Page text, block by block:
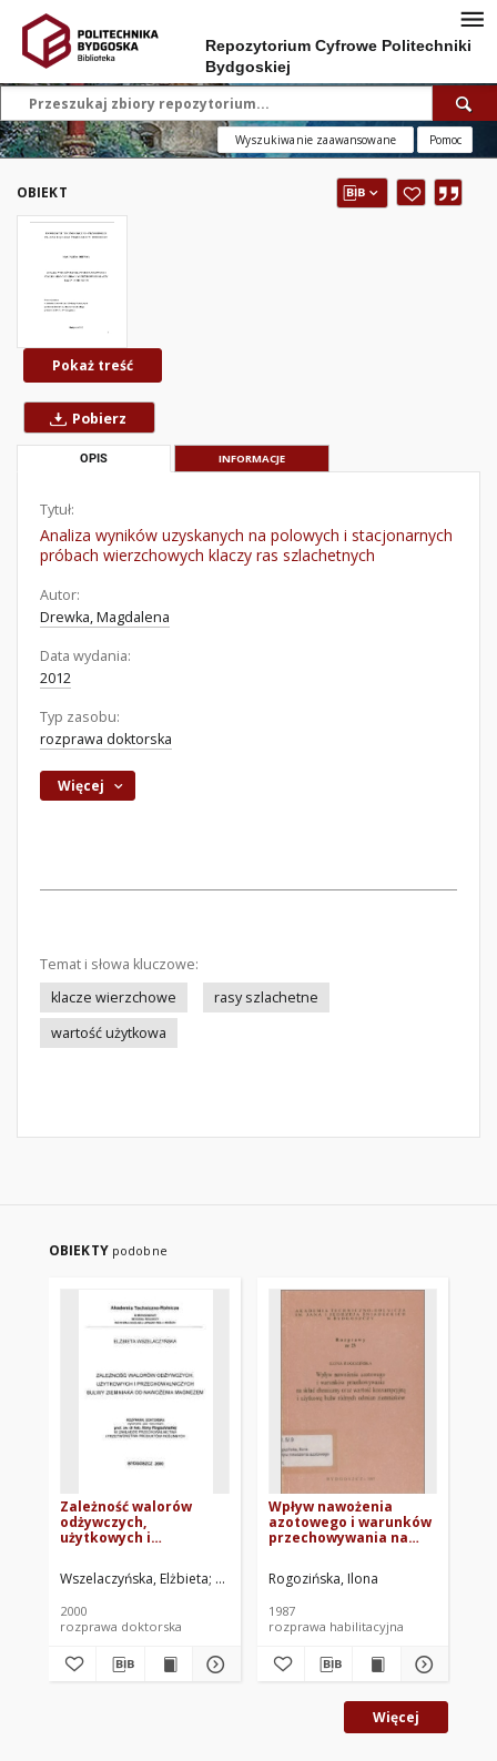
Repozytorium Cyfrowe Politechniki
Bydgoskiej
Wyszukiwanie zaawansowane Pomoc
OBIEKT
Pokaż treść
Pobierz
OPIS INFORMACJE
Tytuł:
Analiza wyników uzyskanych na polowych i stacjonarnych
próbach wierzchowych klaczy ras szlachetnych
Autor:
Drewka, Magdalena
Data wydania:
2012
Typ zasobu:
rozprawa doktorska
Więcej
Temat i słowa kluczowe:
klacze wierzchowe
rasy szlachetne
wartość użytkowa
OBIEKTY podobne
Zależność walorów
odżywczych,
użytkowych i
bulwy ziemniaka od
nawożenia magnezem
Wszelaczyńska, Elżbieta Rogozińska, Ilona. Promotor
2000
rozprawa doktorska
Wpływ nawożenia
azotowego i warunków
przechowywania na
wartość konsumpcyjną i
użytkową bulw różnych
Rogozińska, Ilona
1987
rozprawa habilitacyjna
Więcej